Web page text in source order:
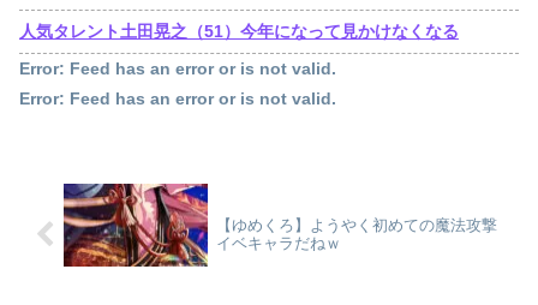
人気タレント土田晃之（51）今年になって見かけなくなる
Error: Feed has an error or is not valid.
Error: Feed has an error or is not valid.
【ゆめくろ】ようやく初めての魔法攻撃
イベキャラだねｗ